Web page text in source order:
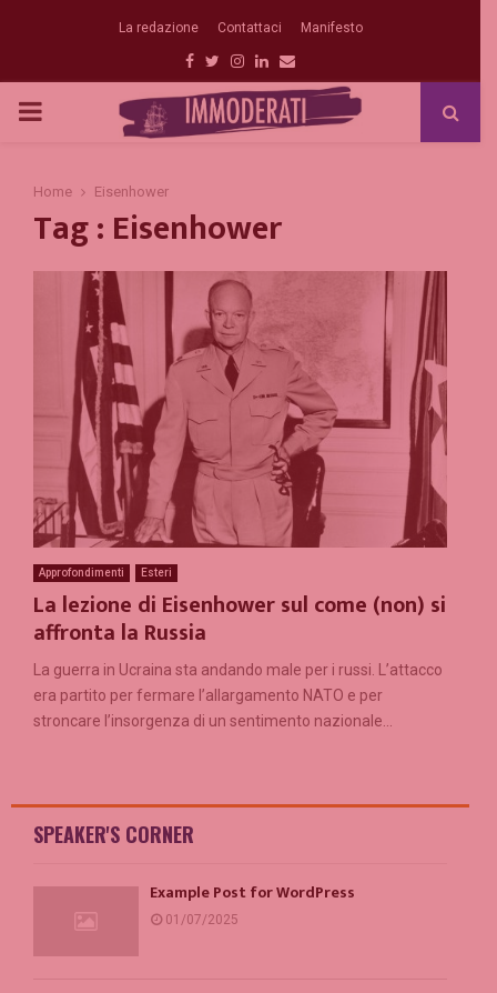
La redazione Contattaci Manifesto
Facebook
Twitter
Instagram
Linkedin
Email
PRIMARY
Home Eisenhower
Tag : Eisenhower
Approfondimenti Esteri
La lezione di Eisenhower sul come (non) si
affronta la Russia
La guerra in Ucraina sta andando male per i russi. L’attacco
era partito per fermare l’allargamento NATO e per
stroncare l’insorgenza di un sentimento nazionale...
SPEAKER'S CORNER
Example Post for WordPress
01/07/2025